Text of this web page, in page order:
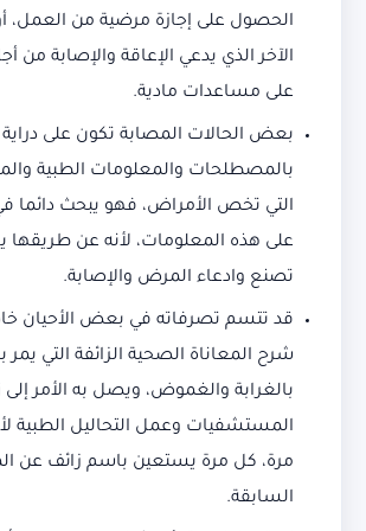
الحصول على إجازة مرضية من العمل،
الآخر الذي يدعي الإعاقة والإصابة من
على مساعدات مادية.
بعض الحالات المصابة تكون على دراية
بالمصطلحات والمعلومات الطبية
التي تخص الأمراض، فهو يبحث دائما
على هذه المعلومات، لأنه عن
تصنع وادعاء المرض والإصابة.
قد تتسم تصرفاته في بعض الأحيان
شرح المعاناة الصحية الزائفة التي يمر
بالغرابة والغموض، ويصل به الأمر إلى
المستشفيات وعمل التحاليل الطبية
مرة، كل مرة يستعين باسم زائف عن
السابقة.